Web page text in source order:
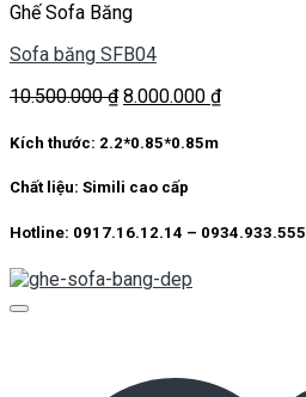
Ghế Sofa Băng
Sofa băng SFB04
10.500.000₫ Giá
là:
8.000.000 ₫Giá
Kích thước: 2.2*0.85*0.85m
Chất liệu: Simili cao cấp
Hotline: 0917.16.12.14 – 0934.933.555